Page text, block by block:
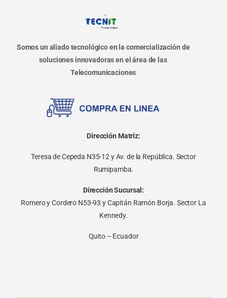
Somos un aliado tecnológico en la comercialización de
soluciones innovadoras en el área de las
Telecomunicaciones
Dirección Matriz:
Teresa de Cepeda N35-12 y Av. de la República. Sector
Rumipamba.
Dirección Sucursal:
Romero y Cordero N53-93 y Capitán Ramón Borja. Sector La
Kennedy.
Quito – Ecuador